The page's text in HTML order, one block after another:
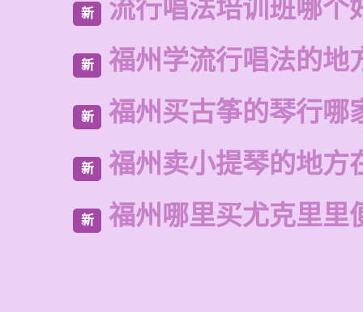
新 流行唱法培训班哪个
新 福州学流行唱法的地
新 福州买古筝的琴行哪
新 福州卖小提琴的地方
新 福州哪里买尤克里里